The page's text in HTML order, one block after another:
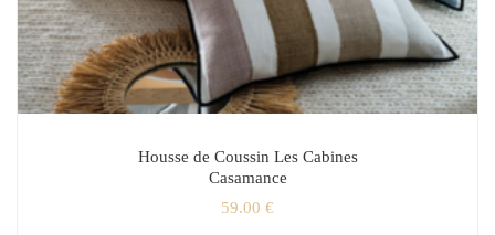
Housse de Coussin Les Cabines
Casamance
59.00 €